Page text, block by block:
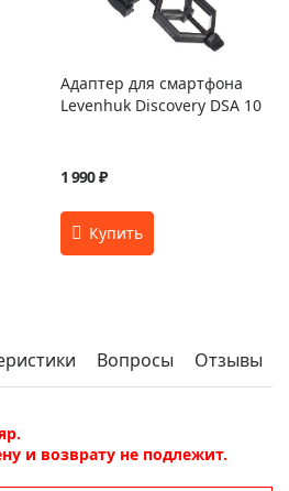
Адаптер для смартфона
Levenhuk Discovery DSA 10
1 990 ₽
Вопросы Отзывы
и возврату не подлежит.